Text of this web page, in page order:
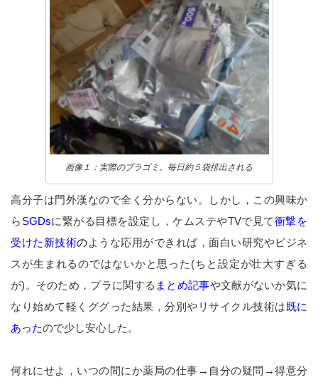
画像１：実際のプラゴミ。毎日約５袋排出される
高分子は門外漢なので全く分からない。しかし，この興味か
ら SGDsに繋がる目標を設定し，ケムステやTVで見て衝撃を
受けた新技術のような応用ができれば，面白い研究やビジネ
スが生まれるのではないかと思った(ちと設定が壮大すぎる
が)。そのため，プラに関する まとめ記事や文献がないか気に
なり始めて軽くググった結果，分別やリサイクル技術は既に
あったので少し安心した。
何れにせよ，いつの間にか薬局の仕事→自分の疑問→得意分